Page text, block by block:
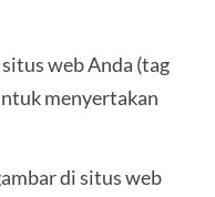
web Anda (tag
menyertakan
di situs web